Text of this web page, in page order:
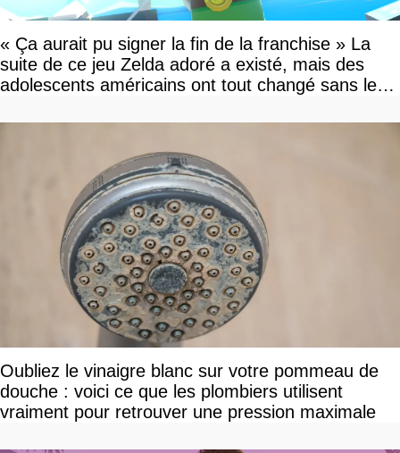
« Ça aurait pu signer la fin de la franchise » La
suite de ce jeu Zelda adoré a existé, mais des
adolescents américains ont tout changé sans le
Oubliez le vinaigre blanc sur votre pommeau de
douche : voici ce que les plombiers utilisent
vraiment pour retrouver une pression maximale